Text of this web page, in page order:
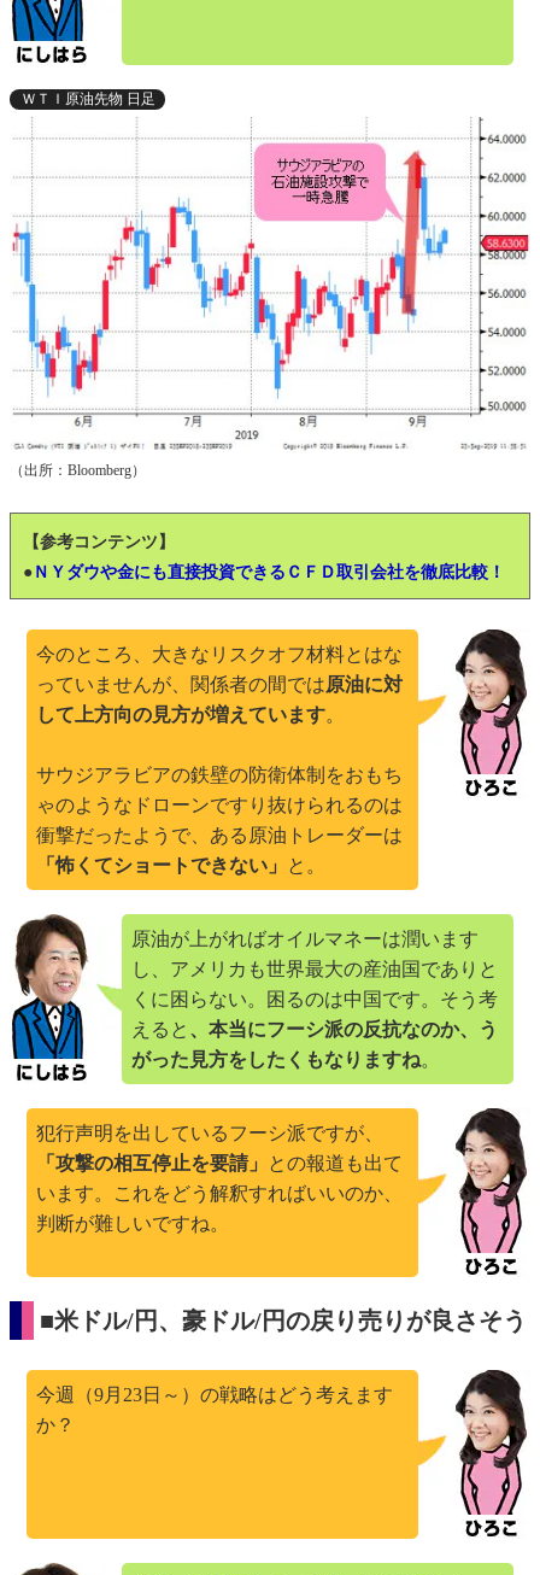
ＷＴＩ原油先物 日足
（出所：Bloomberg）
【参考コンテンツ】
● ＮＹダウや金にも直接投資できるＣＦＤ取引会社を徹底比較！
今のところ、大きなリスクオフ材料とはな
っていませんが、関係者の間では原油に対
して上方向の見方が増えています。
サウジアラビアの鉄壁の防衛体制をおもち
ゃのようなドローンですり抜けられるのは
衝撃だったようで、ある原油トレーダーは
「怖くてショートできない」
と。
原油が上がればオイルマネーは潤います
し、アメリカも世界最大の産油国でありと
くに困らない。困るのは中国です。そう考
えると 、本当にフーシ派の反抗なのか、う
がった見方をしたくもなりますね。
犯行声明を出しているフーシ派ですが、
「攻撃の相互停止を要請」
との報道も出て
います。これをどう解釈すればいいのか、
判断が難しいですね。
■米ドル/円、豪ドル/円の戻り売りが良さそう
今週（9月23日～）の戦略はどう考えます
か？